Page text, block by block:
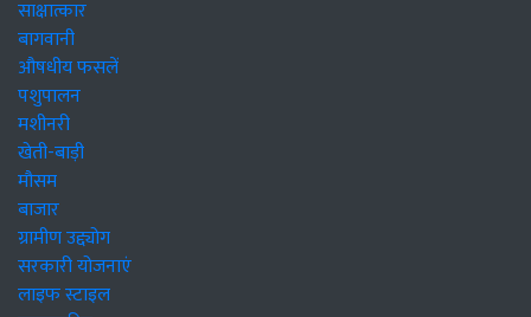
साक्षात्कार
बागवानी
औषधीय फसलें
पशुपालन
मशीनरी
खेती-बाड़ी
मौसम
बाजार
ग्रामीण उद्द्योग
सरकारी योजनाएं
लाइफ स्टाइल